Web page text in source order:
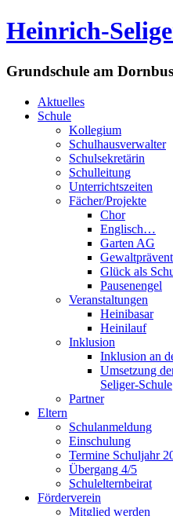
Heinrich-
Grundschule am
Aktuelles
Schule
Kollegium
Schulhausverwalter
Schulsekretärin
Schulleitung
Unterrichtszeiten
Fächer/Projekte
Chor
Englisch…
Garten AG
Glück als
Pausenengel
Veranstaltungen
Heinibasar
Heinilauf
Inklusion
Inklusion an
Umsetzung
Seliger-Schule
Partner
Eltern
Schulanmeldung
Einschulung
Termine Schuljahr
Übergang 4/5
Schulelternbeirat
Förderverein
Mitglied werden